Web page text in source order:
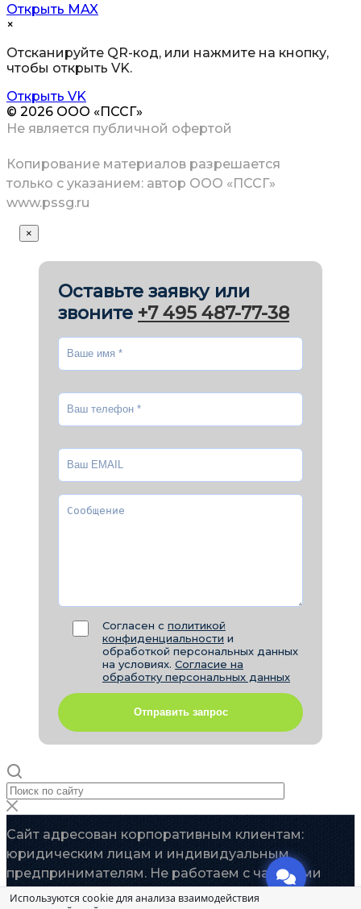
Открыть MAX
×
Отсканируйте QR-код, или нажмите на кнопку,
чтобы открыть VK.
Открыть VK
© 2026 ООО «ПССГ»
Не является публичной офертой
Копирование материалов разрешается
только с указанием: автор ООО «ПССГ»
www.pssg.ru
×
Оставьте заявку или
звоните +7 495 487-77-38
Согласен с политикой
конфиденциальности и
обработкой персональных данных
на условиях. Согласие на
обработку персональных данных
Отправить запрос
Сайт адресован корпоративным клиентам:
юридическим лицам и индивидуальным
предпринимателям. Не работаем с частными
лицами
Используются cookie для анализа взаимодействия